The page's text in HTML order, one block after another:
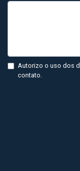
Autorizo o uso dos
contato.